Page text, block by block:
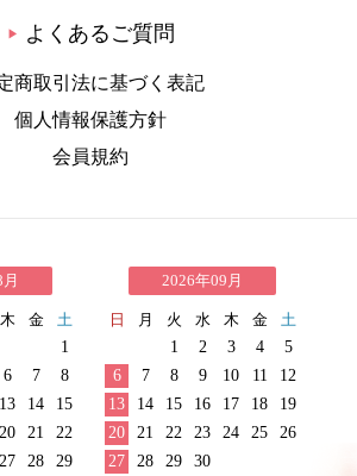
▶ よくあるご質問
商取引法に基づく表記
個人情報保護方針
会員規約
木 金
土
1
6 7
8
13 14
15
20 21
22
27 28 29
2026年09月
日 月 火 水 木 金
土
1
2 3 4
5
6
7 8 9 10 11
12
13
14 15 16 17 18
19
20
21 22 23 24 25
26
27
28 29 30